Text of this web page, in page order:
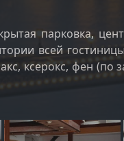
парковка,
всей
ксерокс, фен (по